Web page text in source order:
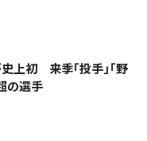
上初 来季「投手」「野
の選手